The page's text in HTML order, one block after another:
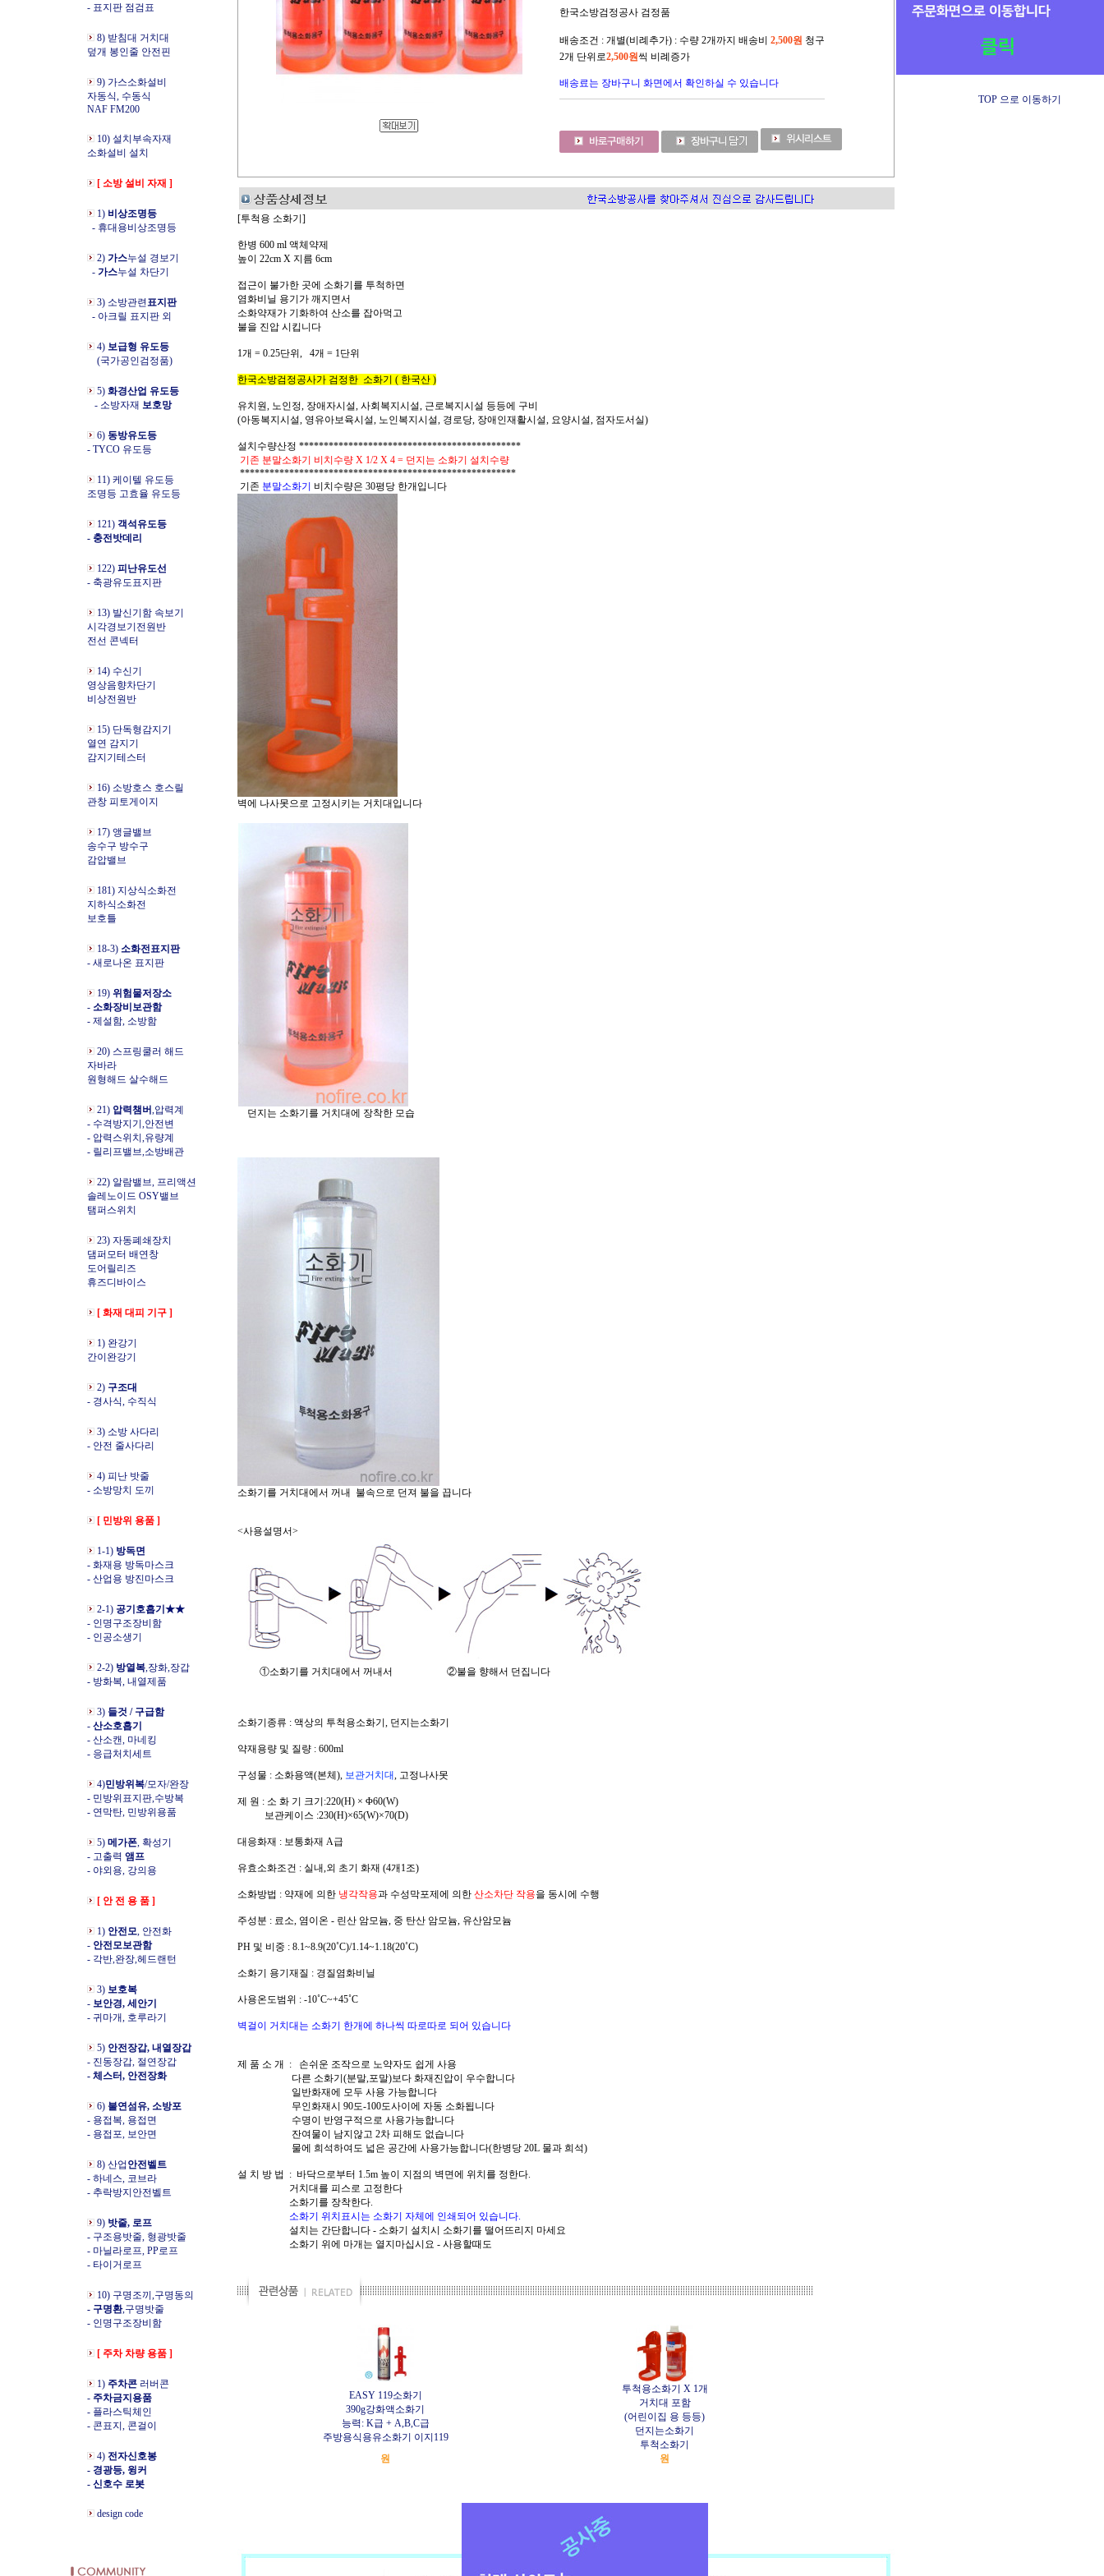
- 표지판 점검표
8) 받침대 거치대
덮개 봉인줄 안전핀
9) 가스소화설비
자동식, 수동식
NAF FM200
10) 설치부속자재
소화설비 설치
[ 소방 설비 자재 ]
1) 비상조명등
- 휴대용비상조명등
2) 가스누설 경보기
- 가스누설 차단기
3) 소방관련 표지판
- 아크릴 표지판 외
4) 보급형 유도등
(국가공인검정품)
5) 화경산업 유도등
- 소방자재 보호망
6) 동방유도등
- TYCO 유도등
11) 케이텔 유도등
조명등 고효율 유도등
121) 객석유도등
- 충전밧데리
122) 피난유도선
- 축광유도표지판
13) 발신기함 속보기
시각경보기전원반
전선 콘넥터
14) 수신기
영상음향차단기
비상전원반
15) 단독형감지기
열연 감지기
감지기테스터
16) 소방호스 호스릴
관창 피토게이지
17) 앵글밸브
송수구 방수구
감압밸브
181) 지상식소화전
지하식소화전
보호틀
18-3) 소화전표지판
- 새로나온 표지판
19) 위험물저장소
- 소화장비보관함
- 제설함, 소방함
20) 스프링쿨러 해드
자바라
원형해드 살수해드
21) 압력챔버,압력계
- 수격방지기,안전변
- 압력스위치,유량계
- 릴리프밸브,소방배관
22) 알람밸브, 프리액션
솔레노이드 OSY밸브
탬퍼스위치
23) 자동폐쇄장치
댐퍼모터 배연창
도어릴리즈
휴즈디바이스
[ 화재 대피 기구 ]
1) 완강기
간이완강기
2) 구조대
- 경사식, 수직식
3) 소방 사다리
- 안전 줄사다리
4) 피난 밧줄
- 소방망치 도끼
[ 민방위 용품 ]
1-1) 방독면
- 화재용 방독마스크
- 산업용 방진마스크
2-1) 공기호흡기★★
- 인명구조장비함
- 인공소생기
2-2) 방열복,장화,장갑
- 방화복, 내열제품
3) 들것 / 구급함
- 산소호흡기
- 산소캔, 마네킹
- 응급처치세트
4)민방위복/모자/완장
- 민방위표지판,수방복
- 연막탄, 민방위용품
5) 메가폰, 확성기
- 고출력 앰프
- 야외용, 강의용
[ 안 전 용 품 ]
1) 안전모, 안전화
- 안전모보관함
- 각반,완장,헤드랜턴
3) 보호복
- 보안경, 세안기
- 귀마개, 호루라기
5) 안전장갑, 내열장갑
- 진동장갑, 절연장갑
- 체스터, 안전장화
6) 불연섬유, 소방포
- 용접복, 용접면
- 용접포, 보안면
8) 산업 안전벨트
- 하네스, 코브라
- 추락방지안전벨트
9) 밧줄, 로프
- 구조용밧줄, 형광밧줄
- 마닐라로프, PP로프
- 타이거로프
10) 구명조끼,구명동의
- 구명환,구명밧줄
- 인명구조장비함
[ 주차 차량 용품 ]
1) 주차콘 러버콘
- 주차금지용품
- 플라스틱체인
- 콘표지, 콘걸이
4) 전자신호봉
- 경광등, 윙커
- 신호수 로봇
design code
한국소방검정공사 검정품
배송조건 : 개별(비례추가) : 수량 2개까지 배송비 2,500원 청구
2개 단위로2,500원씩 비례증가
배송료는 장바구니 화면에서 확인하실 수 있습니다
[투척용 소화기]
한병 600 ml 액체약제
높이 22cm X 지름 6cm
접근이 불가한 곳에 소화기를 투척하면
염화비닐 용기가 깨지면서
소화약재가 기화하여 산소를 잡아먹고
불을 진압 시킵니다
1개 = 0.25단위, 4개 = 1단위
한국소방검정공사가 검정한 소화기 ( 한국산 )
유치원, 노인정, 장애자시설, 사회복지시설, 근로복지시설 등등에 구비
(아동복지시설, 영유아보육시설, 노인복지시설, 경로당, 장애인재활시설, 요양시설, 점자도서실)
설치수량산정 *********************************************
기존 분말소화기 비치수량 X 1/2 X 4 = 던지는 소화기 설치수량
********************************************************
기존 분말소화기 비치수량은 30평당 한개입니다
벽에 나사못으로 고정시키는 거치대입니다
던지는 소화기를 거치대에 장착한 모습
소화기를 거치대에서 꺼내 불속으로 던져 불을 끕니다
<사용설명서>
①소화기를 거치대에서 꺼내서 ②불을 향해서 던집니다
소화기종류 : 액상의 투척용소화기, 던지는소화기
약재용량 및 질량 : 600ml
구성물 : 소화용액(본체), 보관거치대, 고정나사못
제 원 : 소 화 기 크기:220(H) × Φ60(W)
보관케이스 :230(H)×65(W)×70(D)
대응화재 : 보통화재 A급
유효소화조건 : 실내,외 초기 화재 (4개1조)
소화방법 : 약재에 의한 냉각작용과 수성막포제에 의한 산소차단 작용을 동시에 수행
주성분 : 료소, 염이온 - 린산 암모늄, 중 탄산 암모늄, 유산암모늄
PH 및 비중 : 8.1~8.9(20˚C)/1.14~1.18(20˚C)
소화기 용기재질 : 경질염화비닐
사용온도범위 : -10˚C~+45˚C
벽걸이 거치대는 소화기 한개에 하나씩 따로따로 되어 있습니다
제 품 소 개 : 손쉬운 조작으로 노약자도 쉽게 사용
다른 소화기(분말,포말)보다 화재진압이 우수합니다
일반화재에 모두 사용 가능합니다
무인화재시 90도-100도사이에 자동 소화됩니다
수명이 반영구적으로 사용가능합니다
잔여물이 남지않고 2차 피해도 없습니다
물에 희석하여도 넓은 공간에 사용가능합니다(한병당 20L 물과 희석)
설 치 방 법 : 바닥으로부터 1.5m 높이 지점의 벽면에 위치를 정한다.
거치대를 피스로 고정한다
소화기를 장착한다.
소화기 위치표시는 소화기 자체에 인쇄되어 있습니다.
설치는 간단합니다 - 소화기 설치시 소화기를 떨어뜨리지 마세요
소화기 위에 마개는 열지마십시요 - 사용할때도
EASY 119소화기
390g강화액소화기
능력: K급 + A,B,C급
주방용식용유소화기 이지119
투척용소화기 X 1개
거치대 포함
(어린이집 용 등등)
던지는소화기
투척소화기
원
원
TOP 으로 이동하기